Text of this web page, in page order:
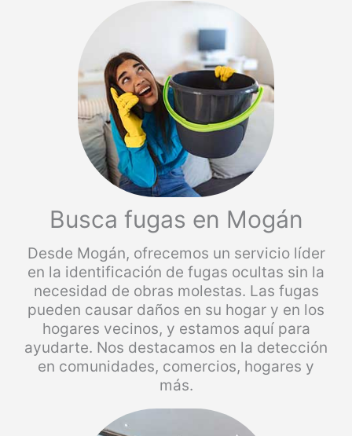
Busca fugas en Mogán
Desde Mogán, ofrecemos un servicio líder
en la identificación de fugas ocultas sin la
necesidad de obras molestas. Las fugas
pueden causar daños en su hogar y en los
hogares vecinos, y estamos aquí para
ayudarte. Nos destacamos en la detección
en comunidades, comercios, hogares y
más.